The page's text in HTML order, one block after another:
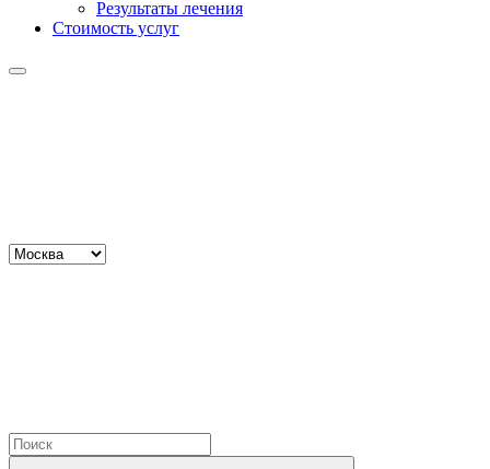
Результаты лечения
Стоимость услуг